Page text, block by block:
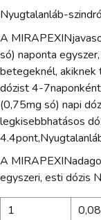
Nyugtalanláb-
A
só) naponta
betegeknél, akiknek
dózist 4-
(0,75mg só) napi
legkisebbhatásos
A
egyszeri, esti dózis
1